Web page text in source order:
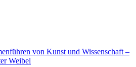
von Kunst und Wissenschaft –
Weibel